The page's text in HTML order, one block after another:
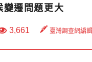
變遷問題更大
3,661 臺灣調查網編